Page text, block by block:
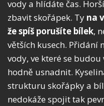
vody a hlídáte čas.
zbavit skořápek. Ty na
že spíš porušíte bílek,
větších kusech.
vody, ve které se
hodně usnadnit.
strukturu skořápky a
nedokáže spojit tak